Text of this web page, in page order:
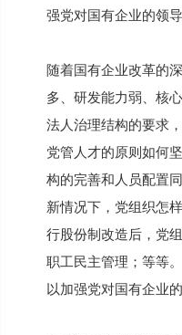
强党对国有企业的领导
随着国有企业改革的
多、研发能力弱、核
法人治理结构的要求
党管人才的原则如何
构的完善和人员配置
新情况下，党组织怎
行股份制改造后，党
职工民主管理；等等
以加强党对国有企业